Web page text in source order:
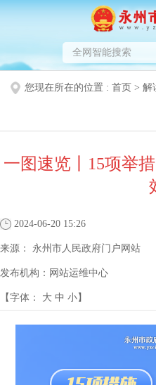
您现在所在的位置 : 首页 > 解
一图速览丨15项举
2024-06-20 15:26
来源： 永州市人民政府门户网站
发布机构： 网站运维中心
【字体： 大 中 小】